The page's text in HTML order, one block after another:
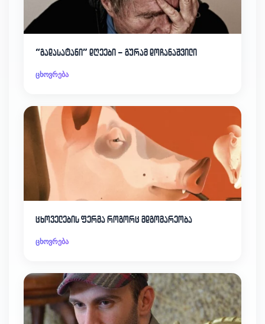
“გადასატანი” დღეები – გურამ დოჩანაშვილი
ცხოვრება
ცხოველების ფერმა როგორც მდგომარეობა
ცხოვრება